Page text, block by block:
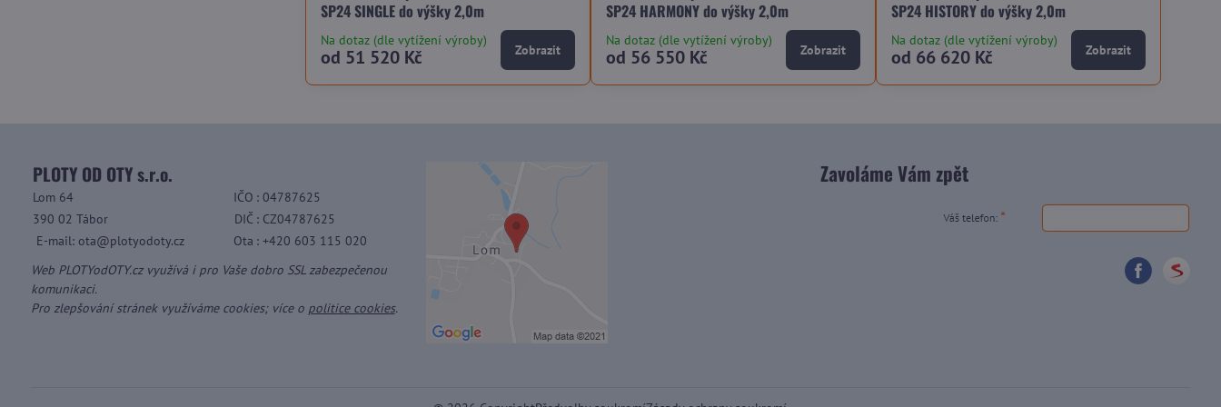
SP24 SINGLE do výšky 2,0m
Na dotaz (dle vytížení výroby)
od 51 520 Kč Zobrazit
SP24 HARMONY do výšky 2,0m
Na dotaz (dle vytížení výroby)
od 56 550 Kč Zobrazit
SP24 HISTORY do výšky 2,0m
Na dotaz (dle vytížení výroby)
od 66 620 Kč Zobrazit
PLOTY OD OTY s.r.o.
Lom 64 IČO : 04787625
390 02 Tábor
DIČ : CZ04787625
E-mail: ota@plotyodoty.cz
Ota : +420 603 115 020
Web PLOTYodOTY.cz využívá i pro Vaše dobro SSL zabezpečenou
komunikaci.
Pro zlepšování stránek využíváme cookies; více o politice cookies.
Zavoláme Vám zpět